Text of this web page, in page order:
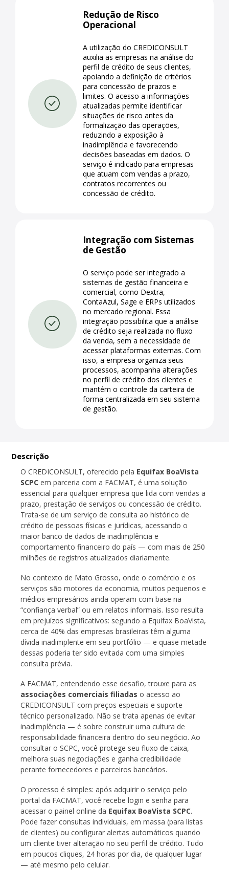
Redução de Risco
Operacional
A utilização do CREDICONSULT
auxilia as empresas na análise do
perfil de crédito de seus clientes,
apoiando a definição de critérios
para concessão de prazos e
limites. O acesso a informações
atualizadas permite identificar
situações de risco antes da
formalização das operações,
reduzindo a exposição à
inadimplência e favorecendo
decisões baseadas em dados. O
serviço é indicado para empresas
que atuam com vendas a prazo,
contratos recorrentes ou
concessão de crédito.
Integração com Sistemas
de Gestão
O serviço pode ser integrado a
sistemas de gestão financeira e
comercial, como Dextra,
ContaAzul, Sage e ERPs utilizados
no mercado regional. Essa
integração possibilita que a análise
de crédito seja realizada no fluxo
da venda, sem a necessidade de
acessar plataformas externas. Com
isso, a empresa organiza seus
processos, acompanha alterações
no perfil de crédito dos clientes e
mantém o controle da carteira de
forma centralizada em seu sistema
de gestão.
Descrição
O CREDICONSULT, oferecido pela Equifax BoaVista
SCPC em parceria com a FACMAT, é uma solução
essencial para qualquer empresa que lida com vendas a
prazo, prestação de serviços ou concessão de crédito.
Trata-se de um serviço de consulta ao histórico de
crédito de pessoas físicas e jurídicas, acessando o
maior banco de dados de inadimplência e
comportamento financeiro do país — com mais de 250
milhões de registros atualizados diariamente.
No contexto de Mato Grosso, onde o comércio e os
serviços são motores da economia, muitos pequenos e
médios empresários ainda operam com base na
“confiança verbal” ou em relatos informais. Isso resulta
em prejuízos significativos: segundo a Equifax BoaVista,
cerca de 40% das empresas brasileiras têm alguma
dívida inadimplente em seu portfólio — e quase metade
dessas poderia ter sido evitada com uma simples
consulta prévia.
A FACMAT, entendendo esse desafio, trouxe para as
associações comerciais filiadas o acesso ao
CREDICONSULT com preços especiais e suporte
técnico personalizado. Não se trata apenas de evitar
inadimplência — é sobre construir uma cultura de
responsabilidade financeira dentro do seu negócio. Ao
consultar o SCPC, você protege seu fluxo de caixa,
melhora suas negociações e ganha credibilidade
perante fornecedores e parceiros bancários.
O processo é simples: após adquirir o serviço pelo
portal da FACMAT, você recebe login e senha para
acessar o painel online da Equifax BoaVista SCPC.
Pode fazer consultas individuais, em massa (para listas
de clientes) ou configurar alertas automáticos quando
um cliente tiver alteração no seu perfil de crédito. Tudo
em poucos cliques, 24 horas por dia, de qualquer lugar
— até mesmo pelo celular.